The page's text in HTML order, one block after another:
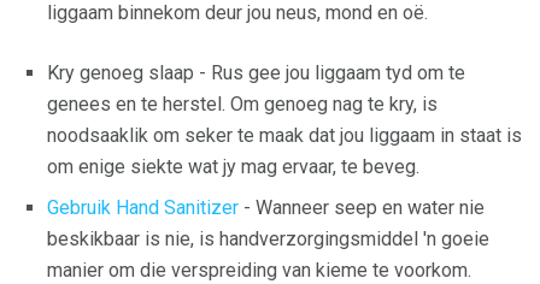
liggaam binnekom deur jou neus, mond en oë.
Kry genoeg slaap - Rus gee jou liggaam tyd om te
genees en te herstel. Om genoeg nag te kry, is
noodsaaklik om seker te maak dat jou liggaam in staat is
om enige siekte wat jy mag ervaar, te beveg.
Gebruik Hand Sanitizer - Wanneer seep en water nie
beskikbaar is nie, is handverzorgingsmiddel 'n goeie
manier om die verspreiding van kieme te voorkom.